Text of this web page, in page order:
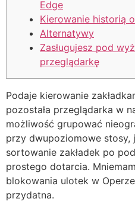
Edge
Kierowanie historią
Alternatywy
Zasługujesz pod
przeglądarkę
Podaje kierowanie
pozostała przeglądarka w
możliwość grupować
przy dwupoziomowe stosy,
sortowanie zakładek po
prostego dotarcia.
blokowania ulotek w
przydatna.